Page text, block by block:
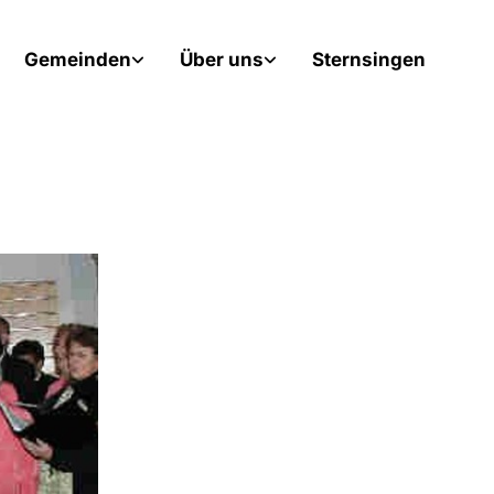
Gemeinden Über uns Sternsingen